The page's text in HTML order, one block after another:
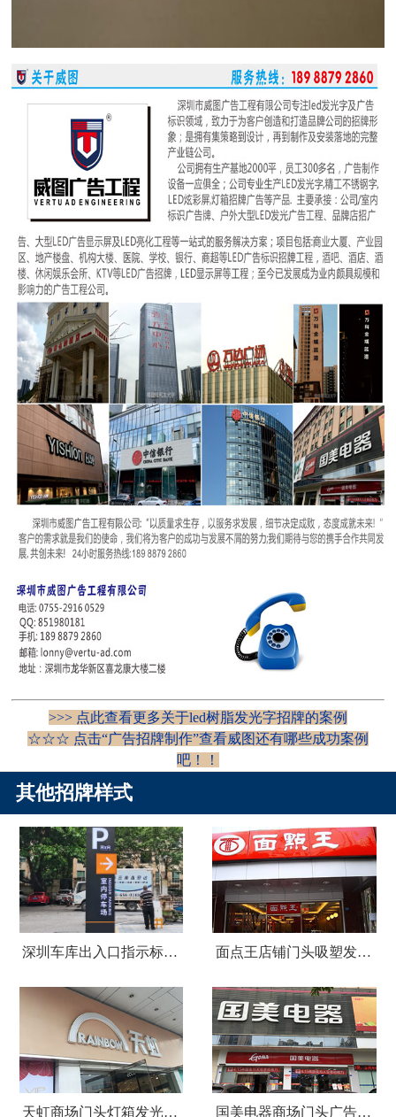
>>> 点此查看更多关于led树脂发光字招牌的案例
☆☆☆ 点击“广告招牌制作”查看威图还有哪些成功案例
吧！！
其他招牌样式
深圳车库出入口指示标识牌制作 面点王店铺门头吸塑发光字广告招牌
天虹商场门头灯箱发光字广告招牌 国美电器商场门头广告招牌设计制作安装